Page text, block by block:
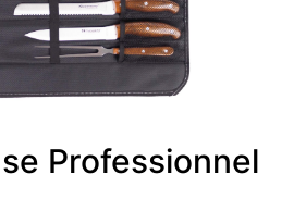
Professionnel